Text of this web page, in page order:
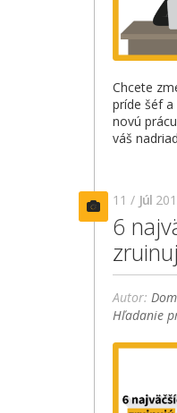
Chcete
príde šéf
novú
váš
11 / Júl
6
Autor:
Hľadanie